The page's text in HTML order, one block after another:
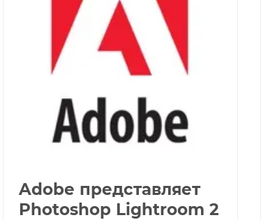
Adobe представляет
Photoshop Lightroom 2